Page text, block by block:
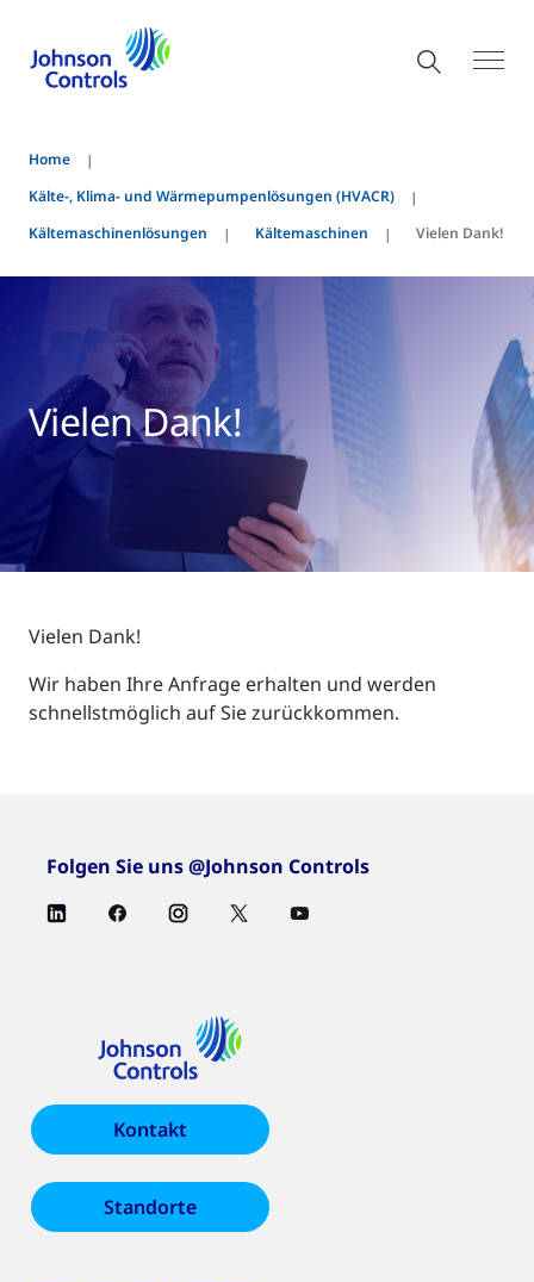
Home
Kälte-, Klima- und Wärmepumpenlösungen (HVACR)
Kältemaschinenlösungen
Kältemaschinen Vielen Dank!
Vielen Dank!
Vielen Dank!
Wir haben Ihre Anfrage erhalten und werden
schnellstmöglich auf Sie zurückkommen.
Folgen Sie uns @Johnson Controls
Kontakt
Standorte